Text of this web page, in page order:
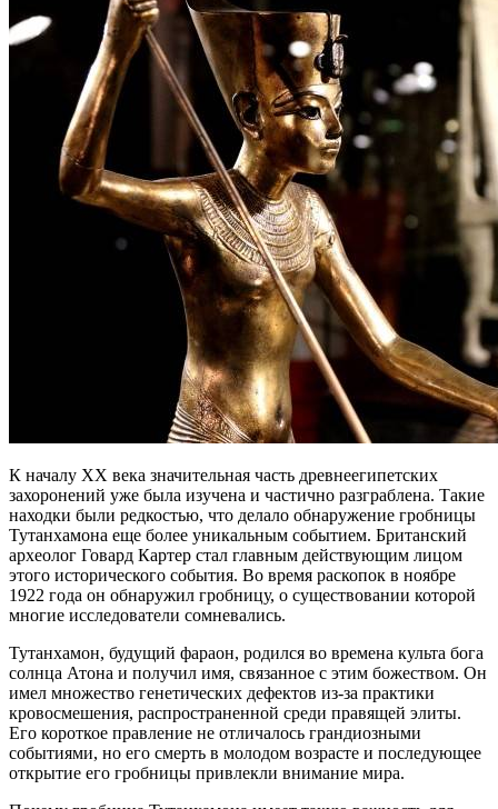
К началу XX века значительная часть древнеегипетских
захоронений уже была изучена и частично разграблена. Такие
находки были редкостью, что делало обнаружение гробницы
Тутанхамона еще более уникальным событием. Британский
археолог Говард Картер стал главным действующим лицом
этого исторического события. Во время раскопок в ноябре
1922 года он обнаружил гробницу, о существовании которой
многие исследователи сомневались.
Тутанхамон, будущий фараон, родился во времена культа бога
солнца Атона и получил имя, связанное с этим божеством. Он
имел множество генетических дефектов из-за практики
кровосмешения, распространенной среди правящей элиты.
Его короткое правление не отличалось грандиозными
событиями, но его смерть в молодом возрасте и последующее
открытие его гробницы привлекли внимание мира.